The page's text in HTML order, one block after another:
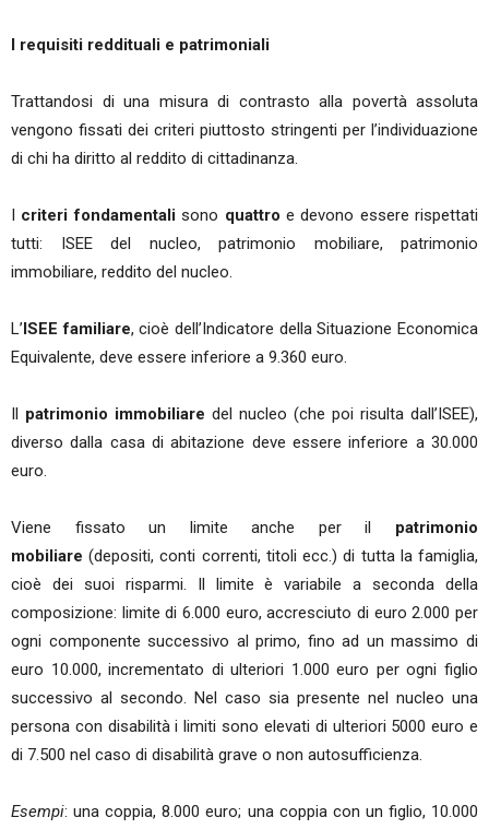
I requisiti reddituali e patrimoniali
Trattandosi di una misura di contrasto alla povertà assoluta
vengono fissati dei criteri piuttosto stringenti per l’individuazione
di chi ha diritto al reddito di cittadinanza.
I criteri fondamentalisono quattro e devono essere rispettati
tutti: ISEE del nucleo, patrimonio mobiliare, patrimonio
immobiliare, reddito del nucleo.
L’ISEE familiare, cioè dell’Indicatore della Situazione Economica
Equivalente, deve essere inferiore a 9.360 euro.
Il patrimonio immobiliare del nucleo (che poi risulta dall’ISEE),
diverso dalla casa di abitazione deve essere inferiore a 30.000
euro.
Viene fissato un limite anche per il patrimonio
mobiliare (depositi, conti correnti, titoli ecc.) di tutta la famiglia,
cioè dei suoi risparmi. Il limite è variabile a seconda della
composizione: limite di 6.000 euro, accresciuto di euro 2.000 per
ogni componente successivo al primo, fino ad un massimo di
euro 10.000, incrementato di ulteriori 1.000 euro per ogni figlio
successivo al secondo. Nel caso sia presente nel nucleo una
persona con disabilità i limiti sono elevati di ulteriori 5000 euro e
di 7.500 nel caso di disabilità grave o non autosufficienza.
Esempi: una coppia, 8.000 euro; una coppia con un figlio, 10.000